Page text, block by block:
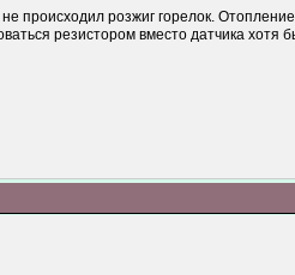
происходил розжиг горелок.
резистором вместо датчика хотя